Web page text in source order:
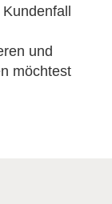
und
möchtest